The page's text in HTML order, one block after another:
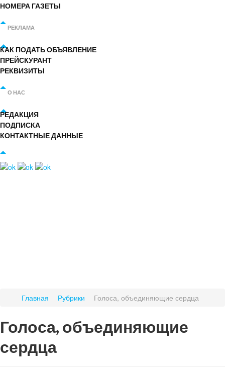
НОМЕРА ГАЗЕТЫ
РЕКЛАМА
КАК ПОДАТЬ ОБЪЯВЛЕНИЕ
ПРЕЙСКУРАНТ
РЕКВИЗИТЫ
О НАС
РЕДАКЦИЯ
ПОДПИСКА
КОНТАКТНЫЕ ДАННЫЕ
Главная Рубрики Голоса, объединяющие сердца
Голоса, объединяющие
сердца